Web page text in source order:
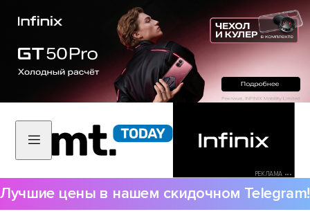
РЕКЛАМА •••
Лучшие цены в нашем скидочном Telegram!